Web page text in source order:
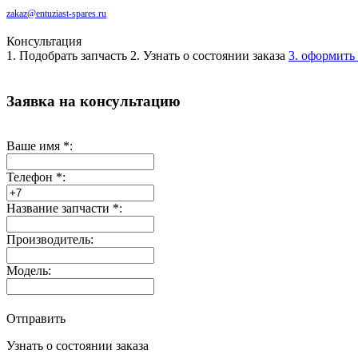
zakaz@entuziast-spares.ru
Консультация
1. Подобрать запчасть 2. Узнать о состоянии заказа 3. оформить
Заявка на консультацию
Ваше имя *:
Телефон *:
Название запчасти *:
Производитель:
Модель:
Отправить
Узнать о состоянии заказа